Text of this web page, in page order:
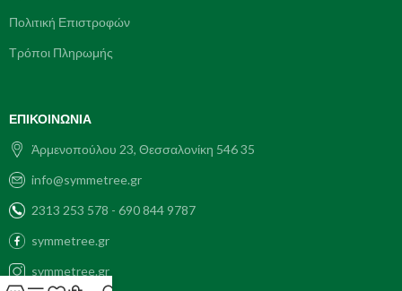
Πολιτική Επιστροφών
Τρόποι Πληρωμής
ΕΠΙΚΟΙΝΩΝΊΑ
Ἀρμενοπούλου 23, Θεσσαλονίκη 546 35
info@symmetree.gr
2313 253 578 - 690 844 9787
symmetree.gr
symmetree.gr